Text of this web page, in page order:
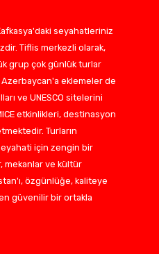
seyahatleriniz
Tiflis merkezli olarak,
grup çok günlük turlar
eklemeler de
ve UNESCO sitelerini
etkinlikleri, destinasyon
Turların
için zengin bir
mekanlar ve kültür
özgünlüğe, kaliteye
güvenilir bir ortakla